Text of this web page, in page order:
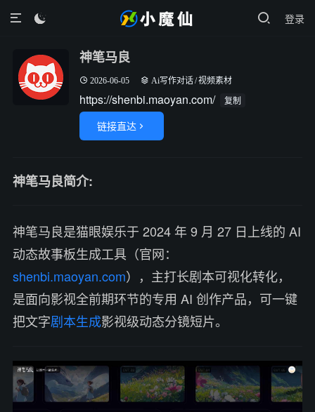
登录

神笔马良
2026-06-05 Ai写作对话/视频素材
https://shenbi.maoyan.com/ 复制
链接直达 
神笔马良简介:
神笔马良是猫眼娱乐于 2024 年 9 月 27 日上线的 AI
动态故事板生成工具（官网：
shenbi.maoyan.com），主打长剧本可视化转化，
是面向影视全前期环节的专用 AI 创作产品，可一键
把文字剧本生成影视级动态分镜短片。